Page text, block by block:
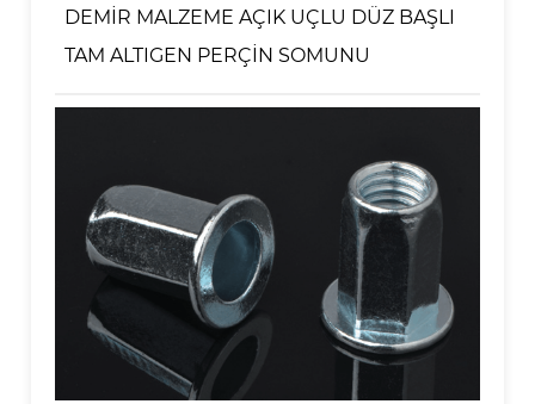
DEMİR MALZEME AÇIK UÇLU DÜZ BAŞLI
TAM ALTIGEN PERÇİN SOMUNU